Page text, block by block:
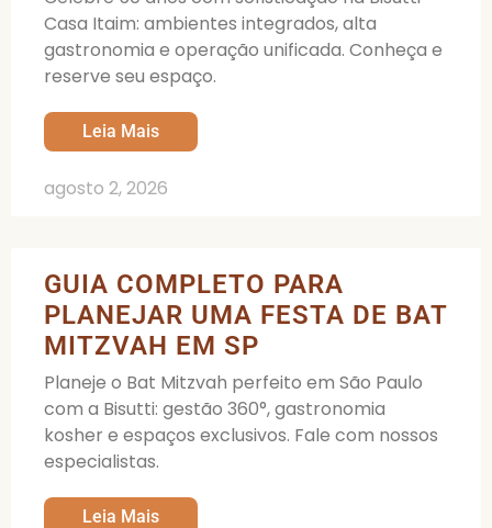
Casa Itaim: ambientes integrados, alta
gastronomia e operação unificada. Conheça e
reserve seu espaço.
Leia Mais
agosto 2, 2026
GUIA COMPLETO PARA
PLANEJAR UMA FESTA DE BAT
MITZVAH EM SP
Planeje o Bat Mitzvah perfeito em São Paulo
com a Bisutti: gestão 360°, gastronomia
kosher e espaços exclusivos. Fale com nossos
especialistas.
Leia Mais